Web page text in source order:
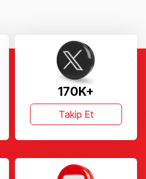
170K+
Takip Et